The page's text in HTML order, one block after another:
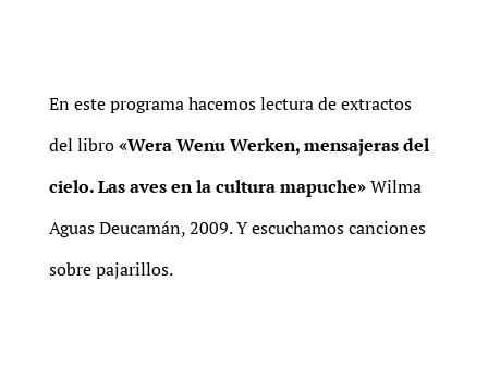
En este programa hacemos lectura de extractos
del libro«Wera Wenu Werken, mensajeras del
cielo. Las aves en la cultura mapuche»Wilma
Aguas Deucamán, 2009. Y escuchamos canciones
sobre pajarillos.